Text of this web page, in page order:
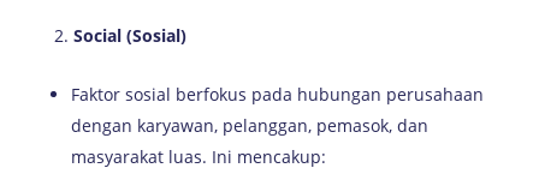
Social (Sosial)
Faktor sosial berfokus pada hubungan perusahaan
dengan karyawan, pelanggan, pemasok, dan
masyarakat luas. Ini mencakup: